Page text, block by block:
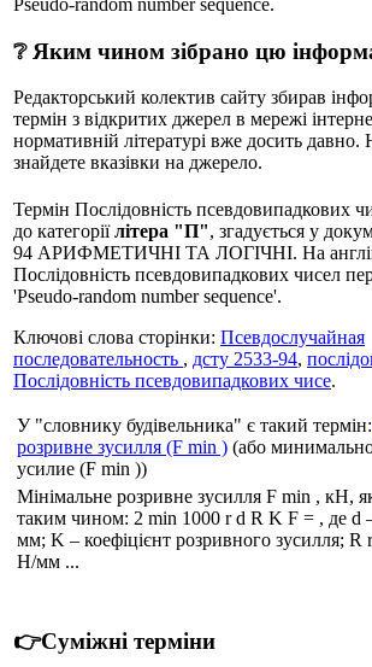
❔ Яким чином зібрано цю
Редакторський колектив сайту збирав
термін з відкритих джерел в мережі
нормативній літературі вже досить давно.
знайдете вказівки на джерело.
Термін Послідовність псевдовипадкових
до категоріїлітера "П", згадується у
94 АРИФМЕТИЧНІ ТА ЛОГІЧНІ. На
Послідовність псевдовипадкових чисел
'Pseudo-random number sequence'.
Ключові слова сторінки: Псевдослучайная
последовательность , дсту 2533-94,
Послідовність псевдовипадкових чисе.
У "словнику будівельника" є такий термін:
розривне зусилля (F min ) (або
усилие (F min ))
Мінімальне розривне зусилля F min , кН,
таким чином: 2 min 1000 r d R K F = , де d –
мм; K – коефіцієнт розривного зусилля; R
Н/мм ...
👉Суміжні терміни